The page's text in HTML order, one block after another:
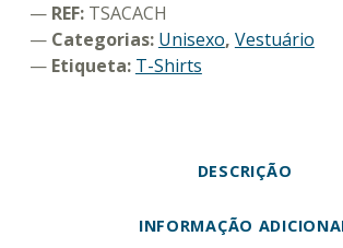
REF: TSACACH
Categorias: Unisexo, Vestuário
Etiqueta: T-Shirts
DESCRIÇÃO
INFORMAÇÃO